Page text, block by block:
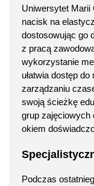
Uniwersytet Marii
nacisk na
dostosowując go
z pracą
wykorzystanie
ułatwia dostęp
zarządzaniu
swoją ścieżkę
grup zajęciowych
okiem
Podczas